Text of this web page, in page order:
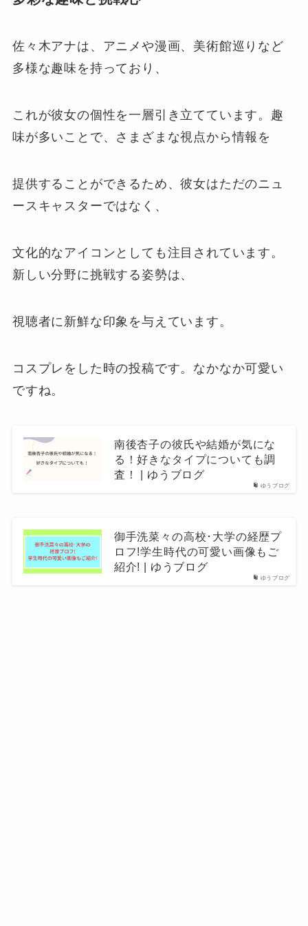
佐々木アナは、アニメや漫画、美術館巡りなど
多様な趣味を持っており、
これが彼女の個性を一層引き立てています。趣
味が多いことで、さまざまな視点から情報を
提供することができるため、彼女はただのニュ
ースキャスターではなく、
文化的なアイコンとしても注目されています。
新しい分野に挑戦する姿勢は、
視聴者に新鮮な印象を与えています。
コスプレをした時の投稿です。なかなか可愛い
ですね。
ゆうブログ
南後杏子の彼氏や結婚が気にな
る！好きなタイプについても調
査！ | ゆうブログ
ゆうブログ
御手洗菜々の高校･大学の経歴プ
ロフ!学生時代の可愛い画像もご
紹介! | ゆうブログ